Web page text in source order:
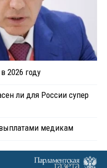
2026 году
ли для России супер
медикам